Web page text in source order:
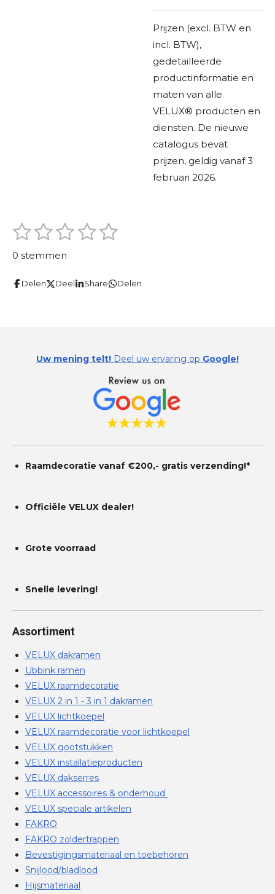
Prijzen (excl. BTW en
incl. BTW),
gedetailleerde
productinformatie en
maten van alle
VELUX® producten en
diensten. De nieuwe
catalogus bevat
prijzen, geldig vanaf 3
februari 2026.
R
e
n
1
s
e
2
s
e
e
n
3
s
e
n
4
e
e
n
5
e
e
n
S
e
0 stemmen
Delen Deel Share Delen
Uw mening telt! Deel uw ervaring op Google!
Raamdecoratie vanaf €200,- gratis verzending!*
Officiële VELUX dealer!
Grote voorraad
Snelle levering!
Assortiment
VELUX dakramen
Ubbink ramen
VELUX raamdecoratie
VELUX 2 in 1 - 3 in 1 dakramen
VELUX lichtkoepel
VELUX raamdecoratie voor lichtkoepel
VELUX gootstukken
VELUX installatieproducten
VELUX dakserres
VELUX accessoires & onderhoud
VELUX speciale artikelen
FAKRO
FAKRO zoldertrappen
Bevestigingsmateriaal en toebehoren
Snijlood/bladlood
Hijsmateriaal